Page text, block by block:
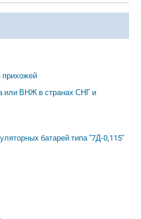
прихожей
или ВНЖ в странах СНГ и
батарей типа "7Д-0,115"